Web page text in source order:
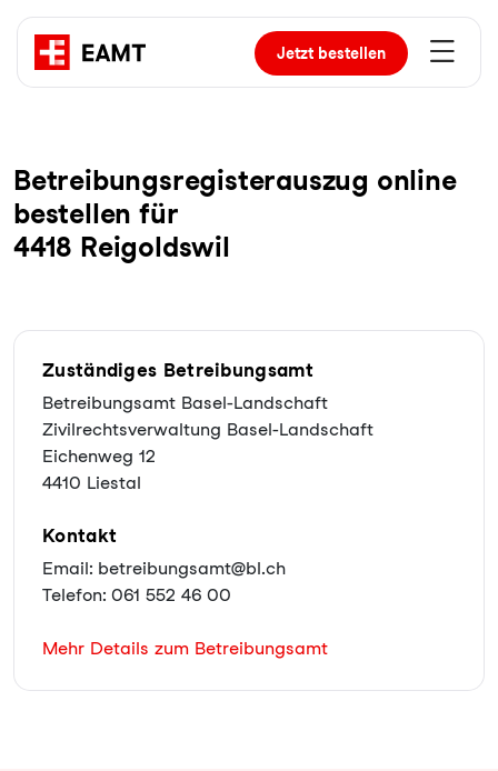
Jetztbestellen
Be­trei­bungs­re­gis­ter­aus­zug online
bestellen für
4418 Reigoldswil
Zuständiges Betreibungsamt
Betreibungsamt Basel-Landschaft
Zivilrechtsverwaltung Basel-Landschaft
Eichenweg 12
4410 Liestal
Kontakt
Email: betreibungsamt@bl.ch
Telefon: 061 552 46 00
Mehr Details zum Betreibungsamt